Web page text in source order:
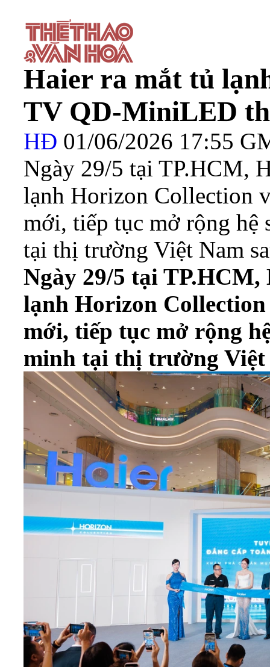
Haier ra mắt tủ
TV QD-MiniLED
HĐ 01/06/2026 17:55
Ngày 29/5 tại TP.HCM,
lạnh Horizon Collection
mới, tiếp tục mở rộng hệ
tại thị trường Việt Nam
Ngày 29/5 tại
lạnh Horizon
mới, tiếp tục mở rộng
minh tại thị trường Việt